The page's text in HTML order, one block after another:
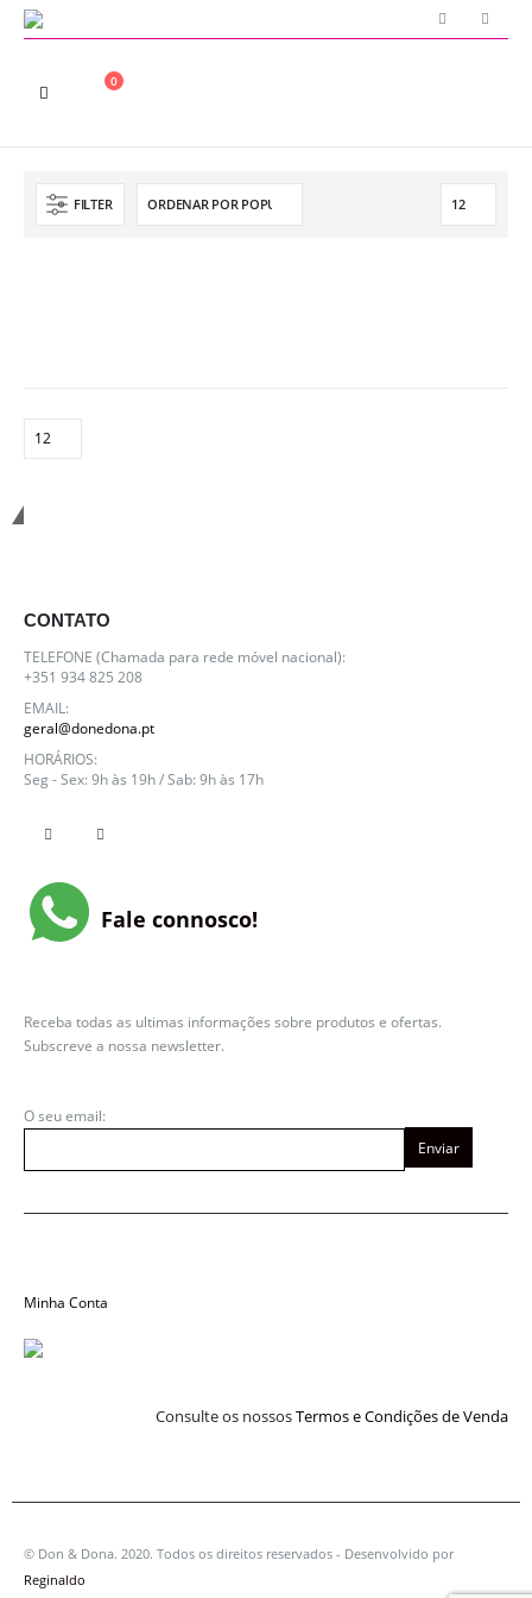
0
FILTER
CONTATO
TELEFONE (Chamada para rede móvel nacional):
+351 934 825 208
EMAIL:
geral@donedona.pt
HORÁRIOS:
Seg - Sex: 9h às 19h / Sab: 9h às 17h
Fale connosco!
Receba todas as ultimas informações sobre produtos e ofertas.
Subscreve a nossa newsletter.
O seu email:
Minha Conta
Consulte os nossosTermos e Condições de Venda
© Don & Dona. 2020. Todos os direitos reservados - Desenvolvido por
Reginaldo